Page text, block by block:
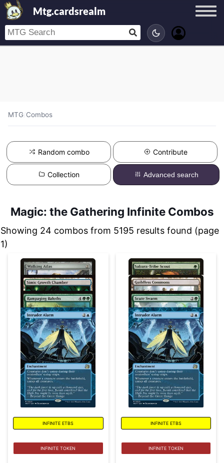
Mtg.cardsrealm
MTG/Combos
Random combo Contribute
Collection Advanced search
Magic: the Gathering Infinite Combos
Showing 24 combos from 5195 results found (page
1)
INFINITE ETBS
INFINITE TOKEN
INFINITE ETBS
INFINITE TOKEN